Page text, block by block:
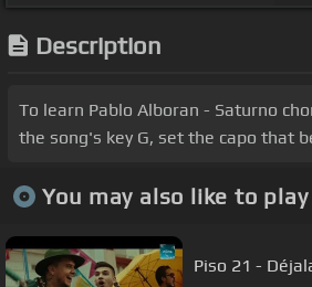
Description
To learn Pablo Alboran - Saturno
the song's key G, set the capo that
You may also like to play
Piso 21 -